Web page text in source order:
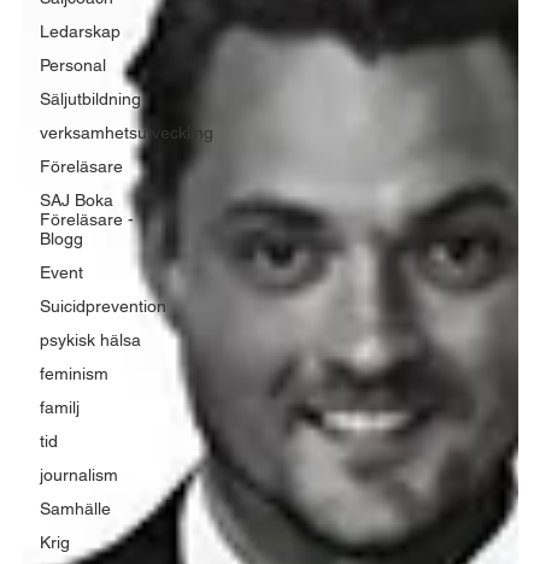
Ledarskap
Personal
Säljutbildning
verksamhetsutveckling
Föreläsare
SAJ Boka
Föreläsare -
Blogg
Event
Suicidprevention
psykisk hälsa
feminism
familj
tid
journalism
Samhälle
Krig